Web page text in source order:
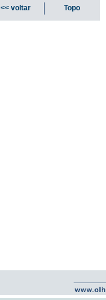
<< voltar Topo